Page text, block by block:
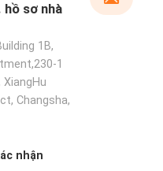
hồ sơ nhà
1B,
1
Changsha,
nhận